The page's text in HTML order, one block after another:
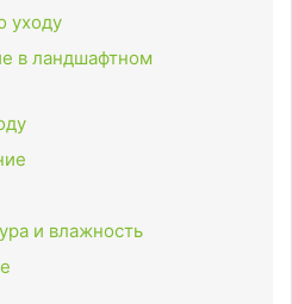
уходу
в ландшафтном
и влажность